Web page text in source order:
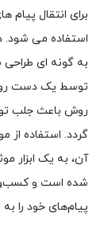
برای انتقال
استفاده می‌ شود.
به گونه‌ ای
توسط یک دست
روش باعث جلب
گردد. استفاده
آن، به یک ابزار
شده است و کسب‌و
پیام‌های خود را